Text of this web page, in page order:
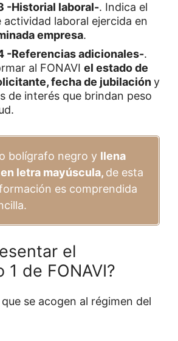
-Historial laboral-. Indica el
actividad laboral ejercida en
empresa.
-Referencias adicionales-.
al FONAVI el estado de
fecha de jubilacióny
de interés que brindan peso
bolígrafo negro y llena
letra mayúscula, de esta
es comprendida
el
1 de FONAVI?